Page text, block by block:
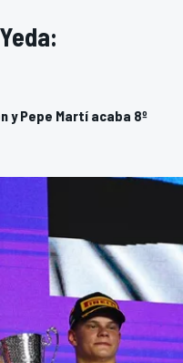
y Pepe Martí acaba 8º